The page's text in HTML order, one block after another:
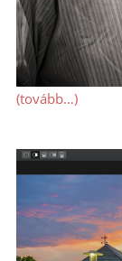
(tovább…)